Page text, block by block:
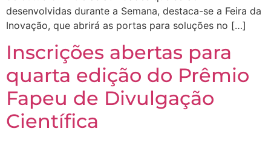
desenvolvidas durante a Semana, destaca-se a Feira da
Inovação, que abrirá as portas para soluções no […]
Inscrições abertas para
quarta edição do Prêmio
Fapeu de Divulgação
Científica